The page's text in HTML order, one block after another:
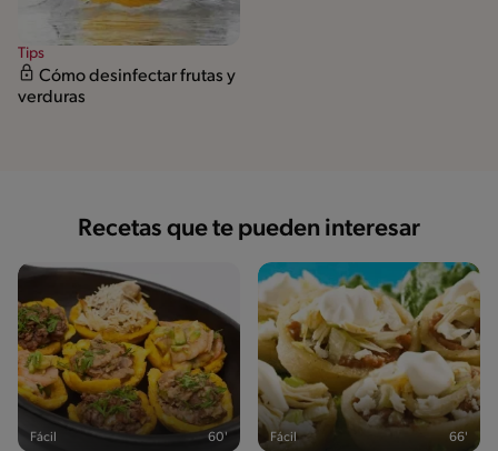
Tips
Cómo desinfectar frutas y
verduras
Recetas que te pueden interesar
Fácil 60' Fácil 66'